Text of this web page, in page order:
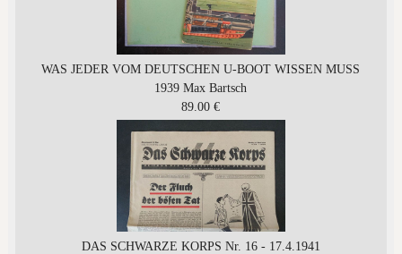
WAS JEDER VOM DEUTSCHEN U-BOOT WISSEN MUSS
1939 Max Bartsch
89.00 €
DAS SCHWARZE KORPS Nr. 16 - 17.4.1941